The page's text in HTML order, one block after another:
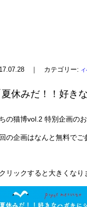
｜ カテゴリー:
夏休みだ！！好き
の猫博vol.2 特別企画の
の企画はなんと無料でご
リックすると大きくなり